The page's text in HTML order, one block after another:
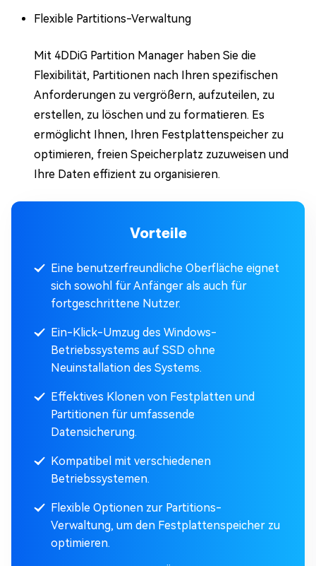
Flexible Partitions-Verwaltung
Mit 4DDiG Partition Manager haben Sie die
Flexibilität, Partitionen nach Ihren spezifischen
Anforderungen zu vergrößern, aufzuteilen, zu
erstellen, zu löschen und zu formatieren. Es
ermöglicht Ihnen, Ihren Festplattenspeicher zu
optimieren, freien Speicherplatz zuzuweisen und
Ihre Daten effizient zu organisieren.
Vorteile
Eine benutzerfreundliche Oberfläche eignet
sich sowohl für Anfänger als auch für
fortgeschrittene Nutzer.
Ein-Klick-Umzug des Windows-
Betriebssystems auf SSD ohne
Neuinstallation des Systems.
Effektives Klonen von Festplatten und
Partitionen für umfassende
Datensicherung.
Kompatibel mit verschiedenen
Betriebssystemen.
Flexible Optionen zur Partitions-
Verwaltung, um den Festplattenspeicher zu
optimieren.